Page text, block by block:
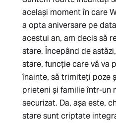
același moment în care
a opta aniversare pe
acestui an, am decis să
stare. Începând de
stare, funcție care vă va
înainte, să trimiteți poze
prieteni și familie într-un
securizat. Da, așa este,
stare sunt criptate